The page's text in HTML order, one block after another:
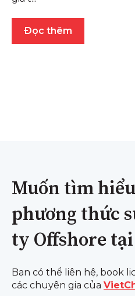
Đọc thêm
Muốn tìm
phương thức
ty Offshore
Bạn có thể liên hệ, book
các chuyên gia của